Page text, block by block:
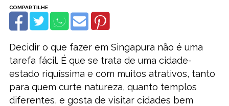
Decidir o que fazer em Singapura não é uma
tarefa fácil. É que se trata de uma cidade-
estado riquíssima e com muitos atrativos, tanto
para quem curte natureza, quanto templos
diferentes, e gosta de visitar cidades bem